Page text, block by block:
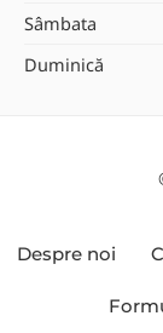
Sâmbata
Duminică
Despre noi